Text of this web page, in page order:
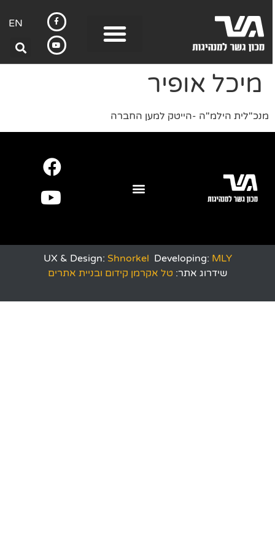
EN
מיכל אופיר
מנכ"לית הילמ"ה -הייטק למען החברה
UX & Design:Shnorkel Developing:MLY
שידרוג אתר: טל אקרמן קידום ובניית אתרים